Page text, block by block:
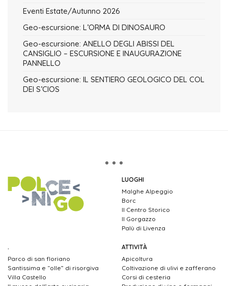
Eventi Estate/Autunno 2026
Geo-escursione: L’ORMA DI DINOSAURO
Geo-escursione: ANELLO DEGLI ABISSI DEL
CANSIGLIO – ESCURSIONE E INAUGURAZIONE
PANNELLO
Geo-escursione: IL SENTIERO GEOLOGICO DEL COL
DEI S’CIOS
LUOGHI
Malghe Alpeggio
Borc
Il Centro Storico
Il Gorgazzo
Palù di Livenza
.
Parco di san floriano
Santissima e “olle” di risorgiva
Villa Castello
ATTIVITÀ
Apicoltura
Coltivazione di ulivi e zafferano
Corsi di cesteria